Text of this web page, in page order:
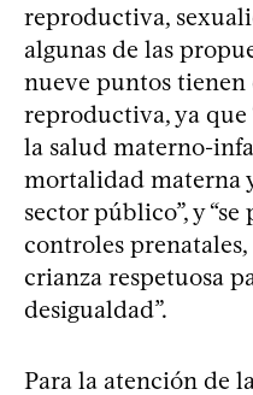
reproductiva,
algunas de las
nueve puntos
reproductiva, ya que
la salud materno-
mortalidad materna
sector público”, y
controles
crianza respetuosa
desigualdad”.
Para la atención de